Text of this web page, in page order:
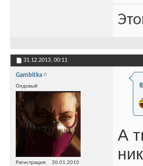
31.12.2013, 00:11
Gambitka
Олдовый
Регистрация
30.01.2010
А